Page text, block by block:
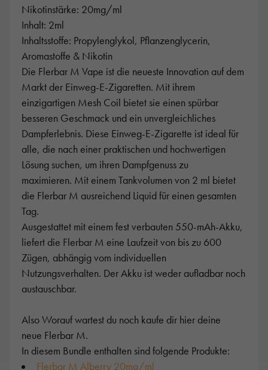
Nikotinstärke: 20mg/ml
Inhalt: 2ml
Inhaltsstoffe: Propylenglykol, Pflanzenglycerin,
Aromastoffe & Nikotin
Die Flerbar M Vape ist die neueste Innovation auf dem
Markt der Einweg-E-Zigaretten. Mit ihrem
einzigartigen Mesh Coil bietet sie einen spürbar
besseren Geschmack und ein unvergleichliches
Dampferlebnis. Diese Einweg-E-Zigarette ist ideal für
alle, die nach einer praktischen und hochwertigen
Lösung suchen, um ihren Dampfgenuss zu
maximieren. Mit einem Tankvolumen von 2 ml bietet
die Flerbar M ausreichend Liquid für einen gesamten
Tag.
Ausgestattet mit einem fest verbauten 550-mAh-Akku,
liefert die Flerbar M eine Laufzeit von bis zu 600
Zügen, abhängig vom individuellen
Nutzungsverhalten. Der Akku ist weder aufladbar noch
austauschbar.
Also Worauf wartest du noch kaufe dir hier deine
neue Flerbar M.
In diesem Bundle enthalten sind folgende Produkte:
Flerbar M Alberry 20mg/ml